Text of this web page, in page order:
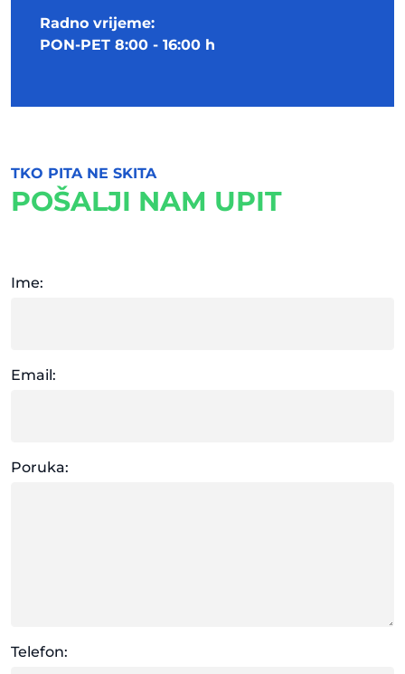
Radno vrijeme:
PON-PET 8:00 - 16:00 h
TKO PITA NE SKITA
POŠALJI NAM UPIT
Ime:
Email:
Poruka:
Telefon: